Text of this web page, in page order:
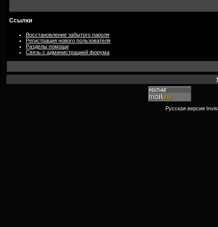
Ссылки
Восстановление забытого пароля
Регистрация нового пользователя
Разделы помощи
Связь с администрацией форума
Русская версия